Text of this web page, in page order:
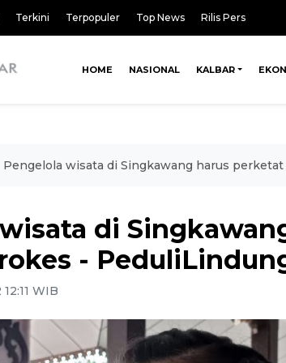
Terkini Terpopuler Top News Rilis Pers
HOME NASIONAL KALBAR
Pengelola wisata di Singkawang harus
di
-
WIB